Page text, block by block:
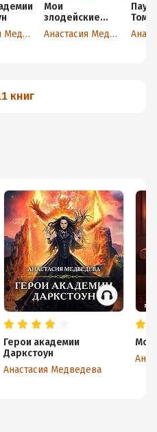
Анастасия Медведева
Мои
злодейские
будни
Анастасия Медведева
Том 1
книг
Герои академии
Даркстоун
Анастасия Медведева
Мои